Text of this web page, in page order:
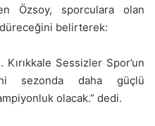
Özsoy, sporculara olan
belirterek:
Sessizler Spor’un
sezonda daha güçlü
olacak.” dedi.